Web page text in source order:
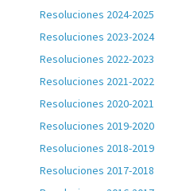
Resoluciones 2024-2025
Resoluciones 2023-2024
Resoluciones 2022-2023
Resoluciones 2021-2022
Resoluciones 2020-2021
Resoluciones 2019-2020
Resoluciones 2018-2019
Resoluciones 2017-2018